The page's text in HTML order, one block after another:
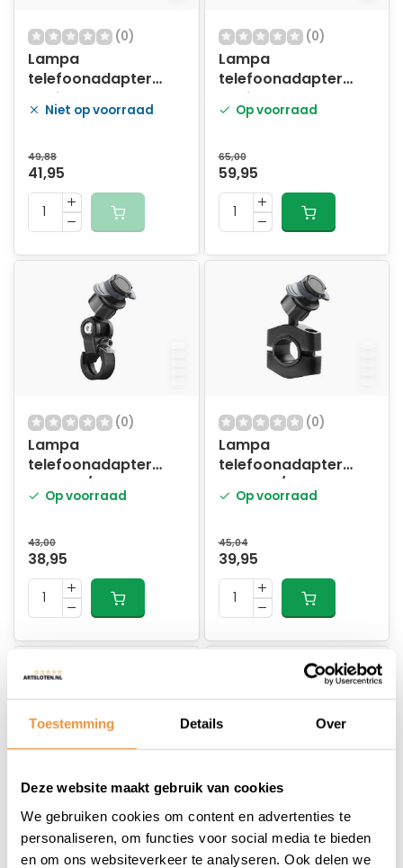
Toestemming Details Over
Deze website maakt gebruik van cookies
We gebruiken cookies om content en advertenties te
personaliseren, om functies voor social media te bieden
en om ons websiteverkeer te analyseren. Ook delen we
(0)
Lampa
telefoonadapter
Opti-Combo stuur
22/32mm
Niet op voorraad
49,88
41,95
(0)
Lampa
telefoonadapter
Opti-Combo stuur
Pro 22/32mm
Op voorraad
65,00
59,95
(0)
Lampa
telefoonadapter
stuur 14/34mm
Op voorraad
43,00
38,95
(0)
Lampa
telefoonadapter
stuur 22/32mm
Op voorraad
45,04
39,95
Lampa
telefoonhouder
(0)
Lampa
telefoonhouder voor